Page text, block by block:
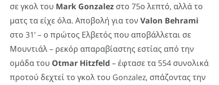
σε γκολ του Mark Gonzalez στο 75ο λεπτό, αλλά το
ματς τα είχε όλα. Αποβολή για τον Valon Behrami
στο 31’ – ο πρώτος Ελβετός που αποβάλλεται σε
Μουντιάλ – ρεκόρ απαραβίαστης εστίας από την
ομάδα του Otmar Hitzfeld – έφτασε τα 554 συνολικά
προτού δεχτεί το γκολ του Gonzalez, σπάζοντας την